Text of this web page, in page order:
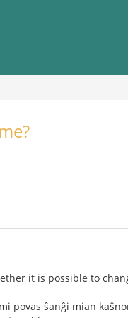
it is possible to
povas ŝanĝi mian